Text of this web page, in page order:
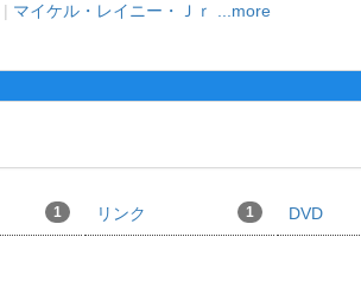
| マイケル・レイニー・Ｊｒ ...more
1 リンク 1 DVD